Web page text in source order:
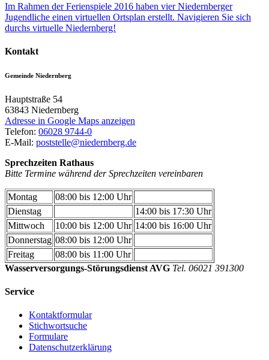
Im Rahmen der Ferienspiele 2016 haben vier Niedernberger
Jugendliche einen virtuellen Ortsplan erstellt. Navigieren Sie sich
durchs virtuelle Niedernberg!
Kontakt
Gemeinde Niedernberg
Hauptstraße 54
63843 Niedernberg
Adresse in Google Maps anzeigen
Telefon: 06028 9744-0
E-Mail: poststelle@niedernberg.de
Sprechzeiten Rathaus
Bitte Termine während der Sprechzeiten vereinbaren
Montag
08:00 bis 12:00 Uhr
Dienstag
14:00 bis 17:30 Uhr
Mittwoch
10:00 bis 12:00 Uhr 14:00 bis 16:00 Uhr
Donnerstag 08:00 bis 12:00 Uhr
Freitag
08:00 bis 11:00 Uhr
Wasserversorgungs-Störungsdienst AVG Tel. 06021 391300
Service
Kontaktformular
Stichwortsuche
Formulare
Datenschutzerklärung